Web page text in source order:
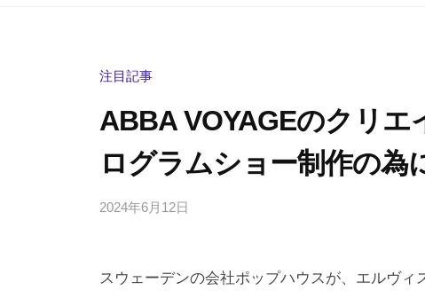
注目記事
ABBA VOYAGEのクリ
ログラムショー制作の為
2024年6月12日
iの
スウェーデンの会社ポップハウスが、エルヴィ